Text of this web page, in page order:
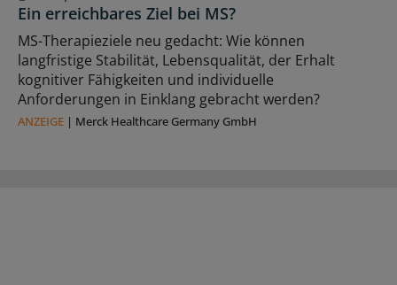
Ein erreichbares Ziel bei MS?
MS-Therapieziele neu gedacht: Wie können
langfristige Stabilität, Lebensqualität, der Erhalt
kognitiver Fähigkeiten und individuelle
Anforderungen in Einklang gebracht werden?
ANZEIGE | Merck Healthcare Germany GmbH